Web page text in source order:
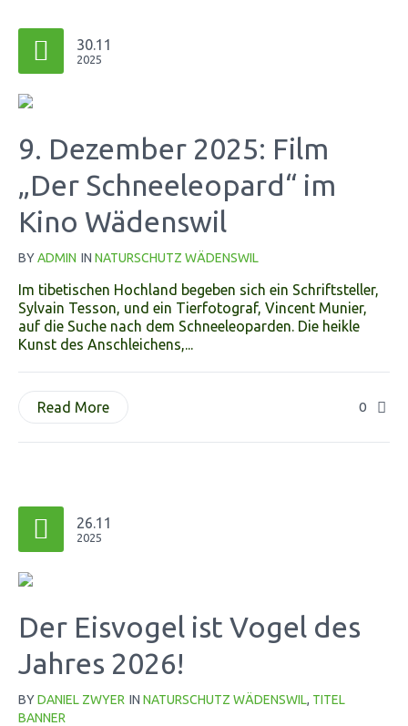
30.11
2025
9. Dezember 2025: Film
„Der Schneeleopard“ im
Kino Wädenswil
BYADMIN IN NATURSCHUTZ WÄDENSWIL
Im tibetischen Hochland begeben sich ein Schriftsteller,
Sylvain Tesson, und ein Tierfotograf, Vincent Munier,
auf die Suche nach dem Schneeleoparden. Die heikle
Kunst des Anschleichens,...
0
Read More
26.11
2025
Der Eisvogel ist Vogel des
Jahres 2026!
BYDANIEL ZWYER IN NATURSCHUTZ WÄDENSWIL, TITEL
BANNER